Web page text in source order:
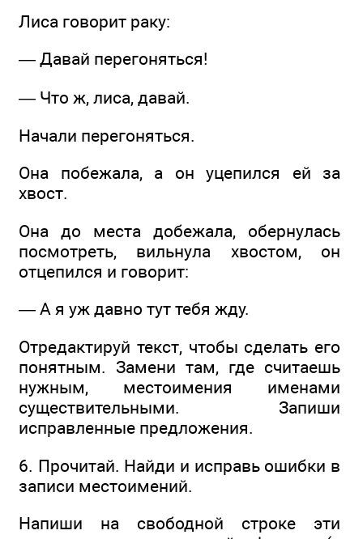
Лиса говорит раку:
— Давай перегоняться!
— Что ж, лиса, давай.
Начали перегоняться.
Она побежала, а он уцепился ей за
хвост.
Она до места добежала, обернулась
посмотреть, вильнула хвостом, он
отцепился и говорит:
— А я уж давно тут тебя жду.
Отредактируй текст, чтобы сделать его
понятным. Замени там, где считаешь
нужным, местоимения именами
существительными. Запиши
исправленные предложения.
6. Прочитай. Найди и исправь ошибки в
записи местоимений.
Напиши на свободной строке эти